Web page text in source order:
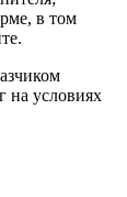
в том
на условиях